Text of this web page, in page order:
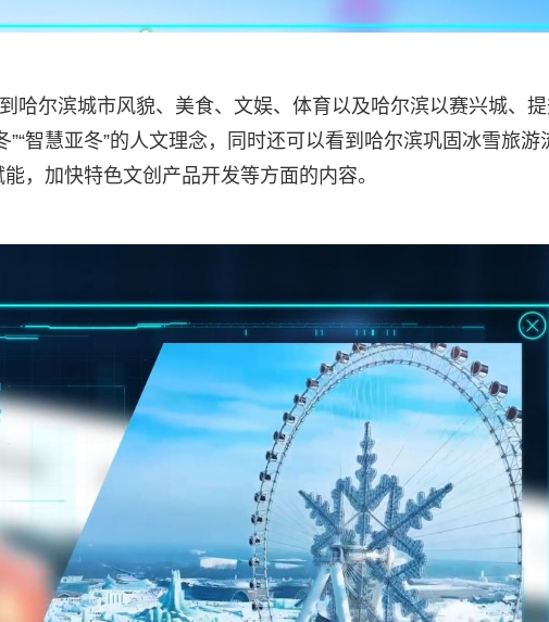
哈尔滨城市风貌、美食、文娱、体育以及哈尔滨以赛兴城、
智慧亚冬”的人文理念，同时还可以看到哈尔滨巩固冰雪旅游
，加快特色文创产品开发等方面的内容。